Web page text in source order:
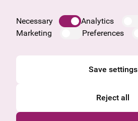
Legal notice
Data protection information
Necessary
Analytics
Marketing
Preferences
Save settings
Reject all